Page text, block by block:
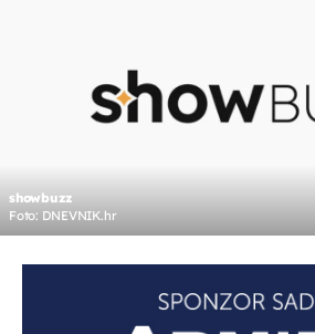
showbuzz
Foto: DNEVNIK.hr